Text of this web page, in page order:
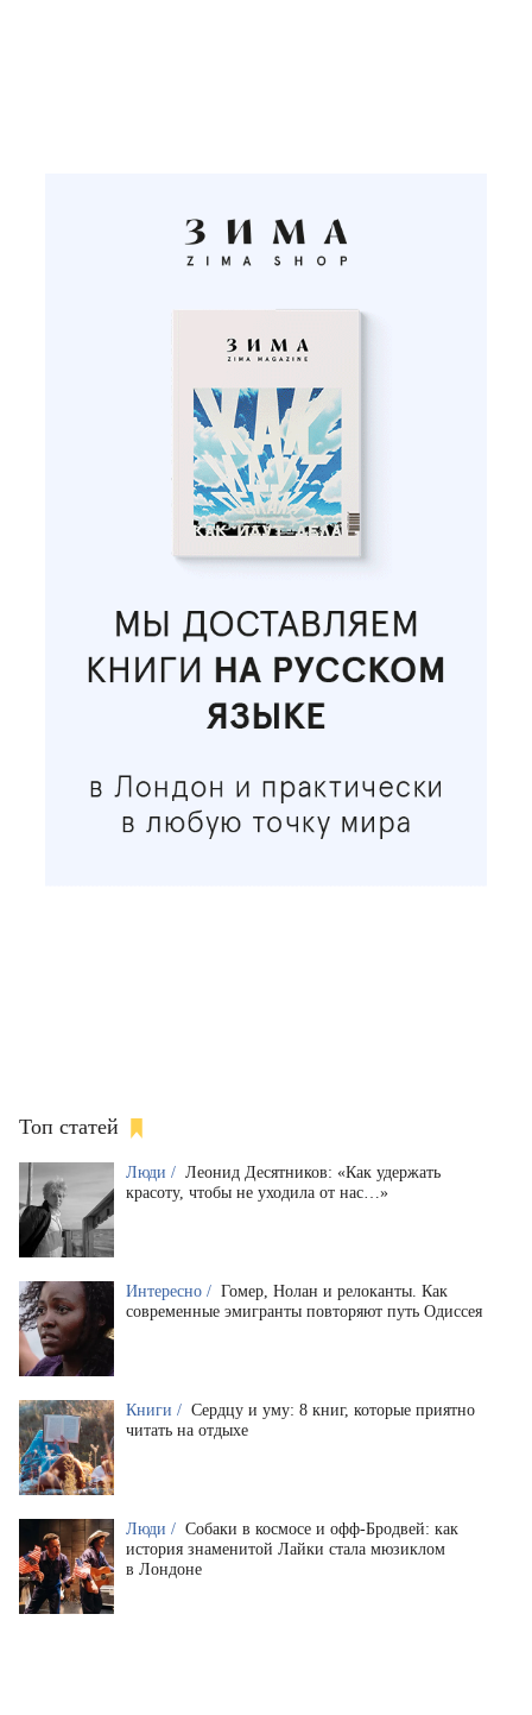
Топ статей
Люди / Леонид Десятников: «Как удержать
красоту, чтобы не уходила от нас…»
Интересно / Гомер, Нолан и релоканты. Как
современные эмигранты повторяют путь Одиссея
Книги / Сердцу и уму: 8 книг, которые приятно
читать на отдыхе
Люди / Собаки в космосе и офф-Бродвей: как
история знаменитой Лайки стала мюзиклом
в Лондоне